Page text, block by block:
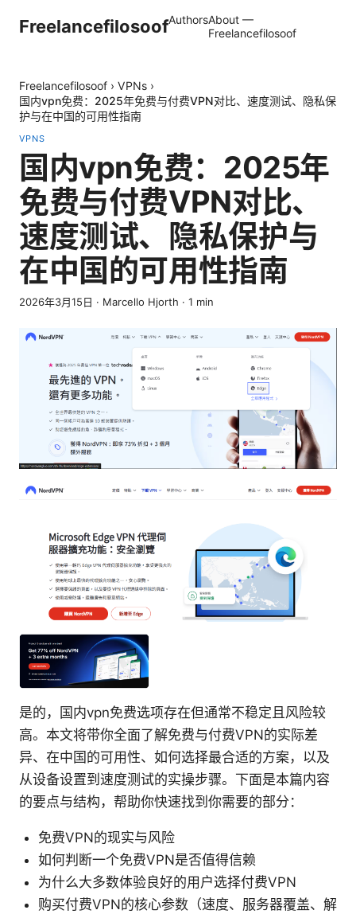
FreelancefilosoofAuthorsAbout —
Freelancefilosoof
Freelancefilosoof › VPNs ›
国内vpn免费：2025年免费与付费VPN对比、速度测试、隐私保
护与在中国的可用性指南
VPNS
国内vpn免费：2025年
免费与付费VPN对比、
速度测试、隐私保护与
在中国的可用性指南
2026年3月15日 · Marcello Hjorth · 1 min
是的，国内vpn免费选项存在但通常不稳定且风险较
高。本文将带你全面了解免费与付费VPN的实际差
异、在中国的可用性、如何选择最合适的方案，以及
从设备设置到速度测试的实操步骤。下面是本篇内容
的要点与结构，帮助你快速找到你需要的部分：
免费VPN的现实与风险
如何判断一个免费VPN是否值得信赖
为什么大多数体验良好的用户选择付费VPN
购买付费VPN的核心参数（速度、服务器覆盖、解